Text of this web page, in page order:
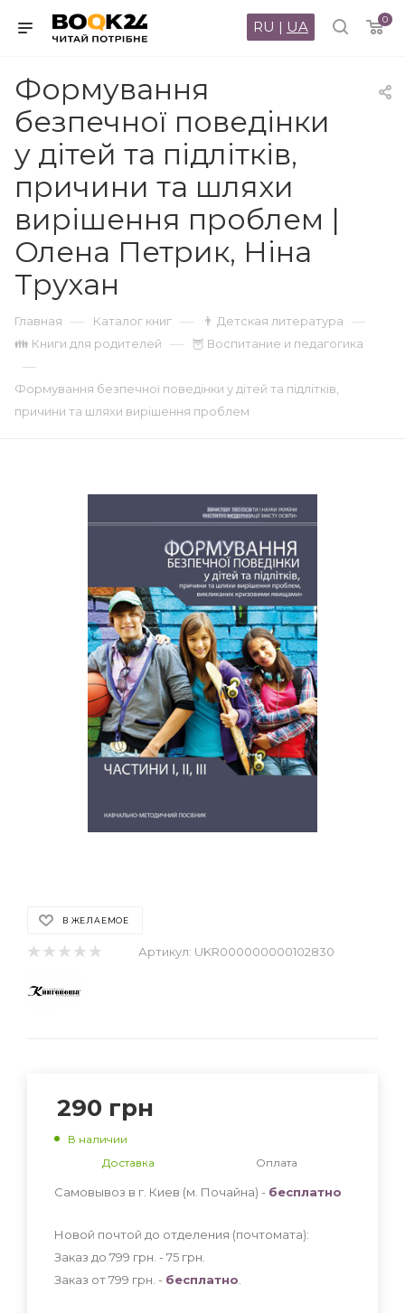
0
RU | UA
Формування
безпечної поведінки
у дітей та підлітків,
причини та шляхи
вирішення проблем |
Олена Петрик, Ніна
Трухан
Главная — Каталог книг — 👨 Детская литература —
👪 Книги для родителей — 🦉 Воспитание и педагогика
—
Формування безпечної поведінки у дітей та підлітків,
причини та шляхи вирішення проблем
В ЖЕЛАЕМОЕ
Артикул: UKR000000000102830
290 грн
В наличии
Доставка
Оплата
Самовывоз в г. Киев (м. Почайна) - бесплатно
Новой почтой до отделения (почтомата):
Заказ до 799 грн. - 75 грн
Заказ от 799 грн. - бесплатно